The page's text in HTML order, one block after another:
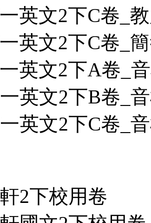
英文2下C卷_
英文2下C卷_
英文2下A卷_
英文2下B卷_
英文2下C卷_
2下校用卷